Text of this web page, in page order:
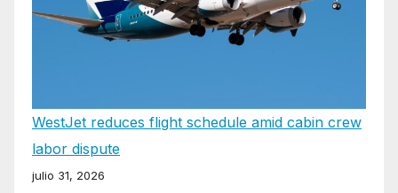
WestJet reduces flight schedule amid cabin crew
labor dispute
julio 31, 2026